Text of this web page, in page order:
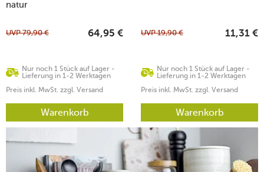
natur
Nur noch 1 Stück auf Lager -
Lieferung in 1-2 Werktagen
UVP79,90 € 64,95 €
Preis inkl. MwSt. zzgl. Versand
Warenkorb
Nur noch 1 Stück auf Lager -
Lieferung in 1-2 Werktagen
UVP19,90 € 11,31 €
Preis inkl. MwSt. zzgl. Versand
Warenkorb